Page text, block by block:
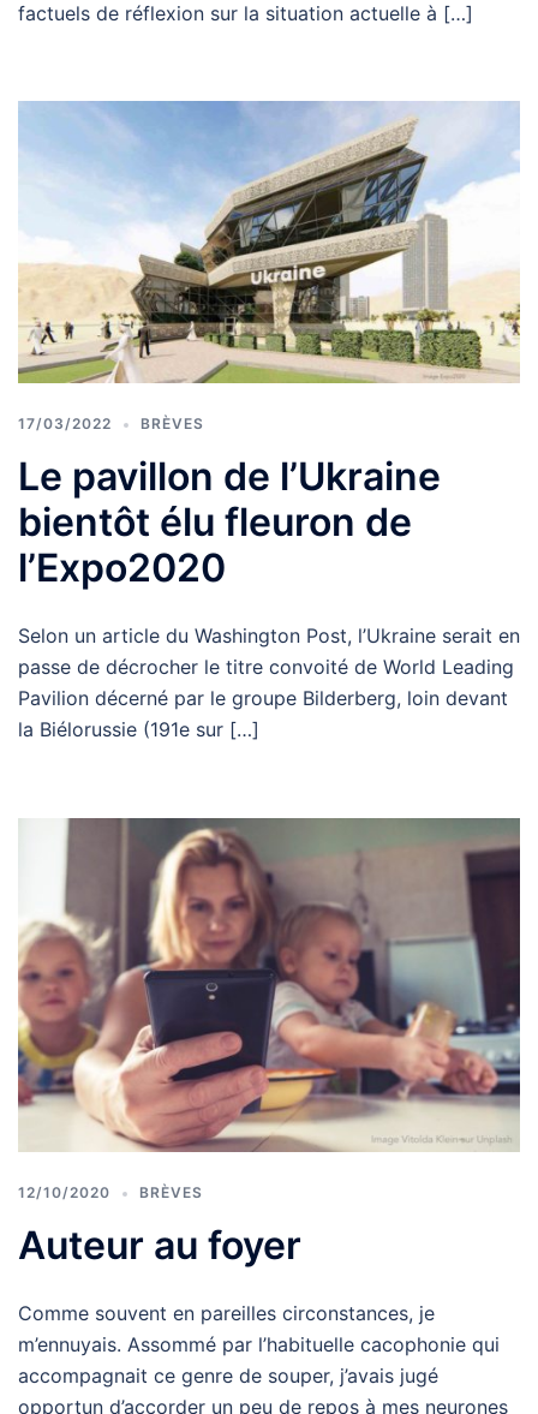
factuels de réflexion sur la situation actuelle à […]
17/03/2022 BRÈVES
Le pavillon de l’Ukraine
bientôt élu fleuron de
l’Expo2020
Selon un article du Washington Post, l’Ukraine serait en
passe de décrocher le titre convoité de World Leading
Pavilion décerné par le groupe Bilderberg, loin devant
la Biélorussie (191e sur […]
12/10/2020 BRÈVES
Auteur au foyer
Comme souvent en pareilles circonstances, je
m’ennuyais. Assommé par l’habituelle cacophonie qui
accompagnait ce genre de souper, j’avais jugé
opportun d’accorder un peu de repos à mes neurones